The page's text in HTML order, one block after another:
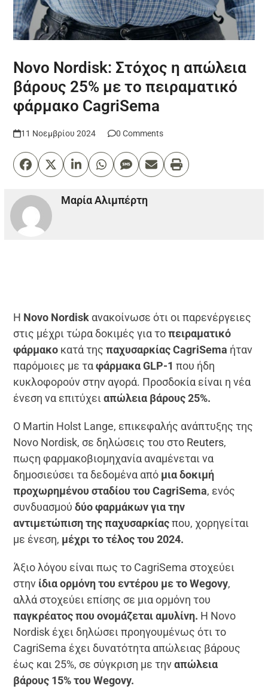
Novo Nordisk: Στόχος η απώλεια
βάρους 25% με το πειραματικό
φάρμακο CagriSema
11 Νοεμβρίου 2024 0 Comments
Μαρία Αλιμπέρτη
Η Novo Nordisk ανακοίνωσε ότι οι παρενέργειες
στις μέχρι τώρα δοκιμές για τοπειραματικό
φάρμακο κατά τηςπαχυσαρκίας CagriSema ήταν
παρόμοιες με ταφάρμακα GLP-1 που ήδη
κυκλοφορούν στην αγορά. Προσδοκία είναι η νέα
ένεση να επιτύχειαπώλεια βάρους 25%.
Ο Martin Holst Lange, επικεφαλής ανάπτυξης της
Novo Nordisk, σε δηλώσεις του στο Reuters,
πωςη φαρμακοβιομηχανία αναμένεται να
δημοσιεύσει τα δεδομένα από μια δοκιμή
προχωρημένου σταδίου του CagriSema, ενός
συνδυασμούδύο φαρμάκων για την
αντιμετώπιση της παχυσαρκίαςπου, χορηγείται
με ένεση, μέχρι το τέλος του 2024.
Άξιο λόγου είναι πως το CagriSema στοχεύει
στην ίδια ορμόνη του εντέρου με το Wegovy,
αλλά στοχεύει επίσης σε μια ορμόνη του
παγκρέατος που ονομάζεται αμυλίνη. Η Novo
Nordisk έχει δηλώσει προηγουμένως ότι το
CagriSema έχει δυνατότητα απώλειας βάρους
έως και 25%, σε σύγκριση με τηναπώλεια
βάρους 15% του Wegovy.